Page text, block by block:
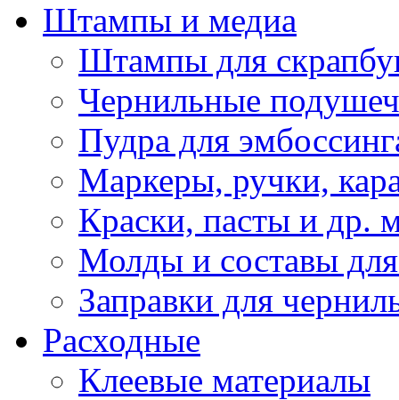
Штампы и медиа
Штампы для
Чернильные
Пудра для
Маркеры, ручки,
Краски, пасты и др.
Молды и составы
Заправки для
Расходные
Клеевые материалы